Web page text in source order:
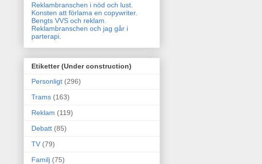
Reklambranschen i nöd och lust.
Konsten att förlama en copywriter.
Bengts VVS och reklam.
Reklambranschen och jag går i
parterapi.
Etiketter (Under construction)
Personligt (296)
Trams (163)
Reklam (119)
Debatt (85)
TV (79)
Familj (75)